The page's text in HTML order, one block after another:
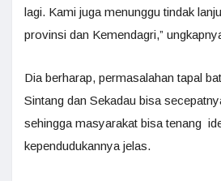
lagi. Kami juga menunggu tindak
provinsi dan Kemendagri,”
Dia berharap, permasalahan tapal
Sintang dan Sekadau bisa
sehingga masyarakat bisa tenang
kependudukannya jelas.